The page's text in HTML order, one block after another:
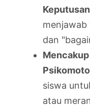
menjawab
dan
siswa
atau